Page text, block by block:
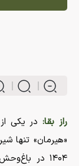
راز بقا:در یکی از
۱۴۰۴ در